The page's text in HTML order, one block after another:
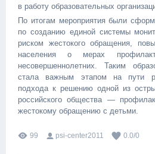
в работу образовательных
По итогам мероприятия были
по созданию единой системы
риском жестокого обращения,
населения о мерах
несовершеннолетних. Таким
стала важным этапом на пути
подхода к решению одной из
российского общества —
жестокому обращению с детьми.
99 psi-center2011 0.0/0